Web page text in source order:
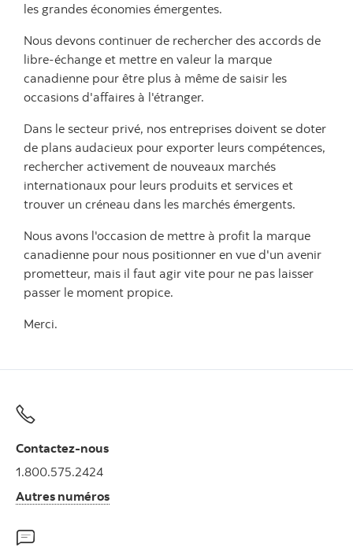
les grandes économies émergentes.
Nous devons continuer de rechercher des accords de
libre-échange et mettre en valeur la marque
canadienne pour être plus à même de saisir les
occasions d'affaires à l'étranger.
Dans le secteur privé, nos entreprises doivent se doter
de plans audacieux pour exporter leurs compétences,
rechercher activement de nouveaux marchés
internationaux pour leurs produits et services et
trouver un créneau dans les marchés émergents.
Nous avons l'occasion de mettre à profit la marque
canadienne pour nous positionner en vue d'un avenir
prometteur, mais il faut agir vite pour ne pas laisser
passer le moment propice.
Merci.
Contactez-nous
1.800.575.2424
Autres numéros